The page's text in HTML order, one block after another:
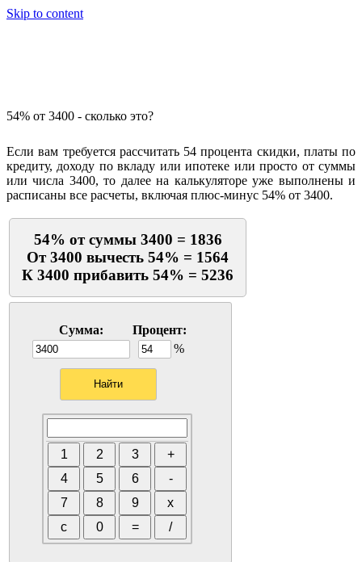
Skip to content
54% от 3400 - сколько это?
Если вам требуется рассчитать 54 процента скидки, платы по
кредиту, доходу по вкладу или ипотеке или просто от суммы
или числа 3400, то далее на калькуляторе уже выполнены и
расписаны все расчеты, включая плюс-минус 54% от 3400.
54% от суммы 3400 = 1836
От 3400 вычесть 54% = 1564
К 3400 прибавить 54% = 5236
Сумма:
Процент:
%